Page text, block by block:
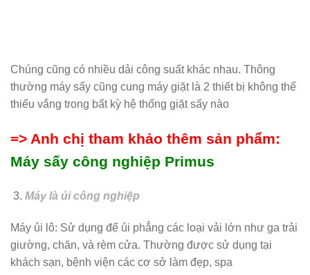
Chúng cũng có nhiều dải công suất khác nhau. Thông
thường máy sấy cũng cung máy giặt là 2 thiết bị không thể
thiếu vắng trong bất kỳ hệ thống giặt sấy nào
=> Anh chị tham khảo thêm sản phẩm:
Máy sấy công nghiệp Primus
Máy là ủi công nghiệp
Máy ủi lô: Sử dụng để ủi phẳng các loại vải lớn như ga trải
giường, chăn, và rèm cửa. Thường được sử dụng tại
khách sạn, bệnh viện các cơ sở làm đẹp, spa